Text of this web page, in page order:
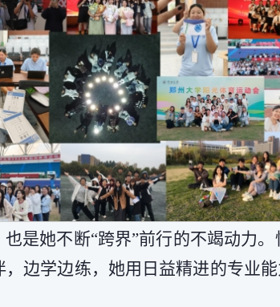
是她不断“跨界”前行的不竭动力
边学边练，她用日益精进的专业